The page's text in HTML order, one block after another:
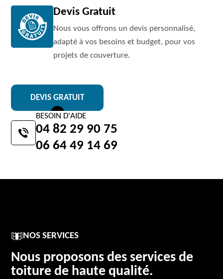
Devis Gratuit
Nous vous offrons un devis personnalisé,
adapté à vos besoins et budget, pour vos
projets de couverture.
DEVIS GRATUIT
BESOIN D'AIDE
04 82 29 90 75
06 64 49 14 69
NOS SERVICES
Nous proposons des services de
toiture de haute qualité.